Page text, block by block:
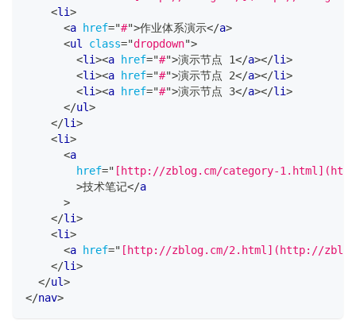
<li>
<a href="#">作业体系演示</a>
<ul class="dropdown">
<li><a href="#">演示节点 1</a></li>
<li><a href="#">演示节点 2</a></li>
<li><a href="#">演示节点 3</a></li>
</ul>
</li>
<li>
<a
href=" [http://zblog.cm/category-
>技术笔记</a
>
</li>
<li>
<a href=" [http://zblog.cm/2.html](http://
</li>
</ul>
</nav>